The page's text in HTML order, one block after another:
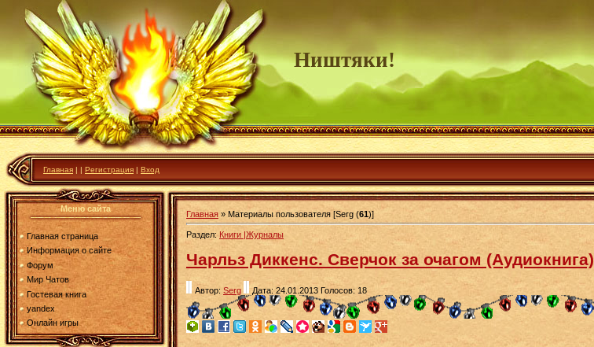
Ништяки!
Главная | | Регистрация | Вход
Меню сайта
Главная страница
Информация о сайте
Форум
Мир Чатов
Гостевая книга
yandex
Онлайн игры
Главная » Материалы пользователя [Serg (61)]
Раздел: Книги |Журналы
Чарльз Диккенс. Сверчок за очагом (Аудиокнига)
Автор: Serg Дата: 24.01.2013 Голосов: 18